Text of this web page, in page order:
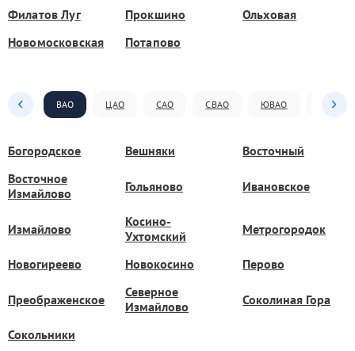
Филатов Луг
Прокшино
Ольховая
Новомосковская
Потапово
ВАО ЦАО САО СВАО ЮВАО ЮАО
Богородское Вешняки
Восточный
Восточное
Измайлово
Гольяново Ивановское
Измайлово
Косино-
Ухтомский
Метрогородок
Новогиреево Новокосино Перово
Преображенское
Северное
Измайлово
Соколиная Гора
Сокольники